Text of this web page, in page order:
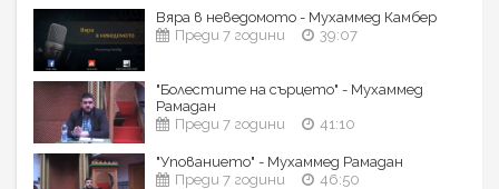
Вяра в неведомото - Мухаммед Камбер
Преди 7 години
39:07
"Болестите на сърцето" - Мухаммед
Рамадан
Преди 7 години
41:10
"Упованието" - Мухаммед Рамадан
Преди 7 години
46:50